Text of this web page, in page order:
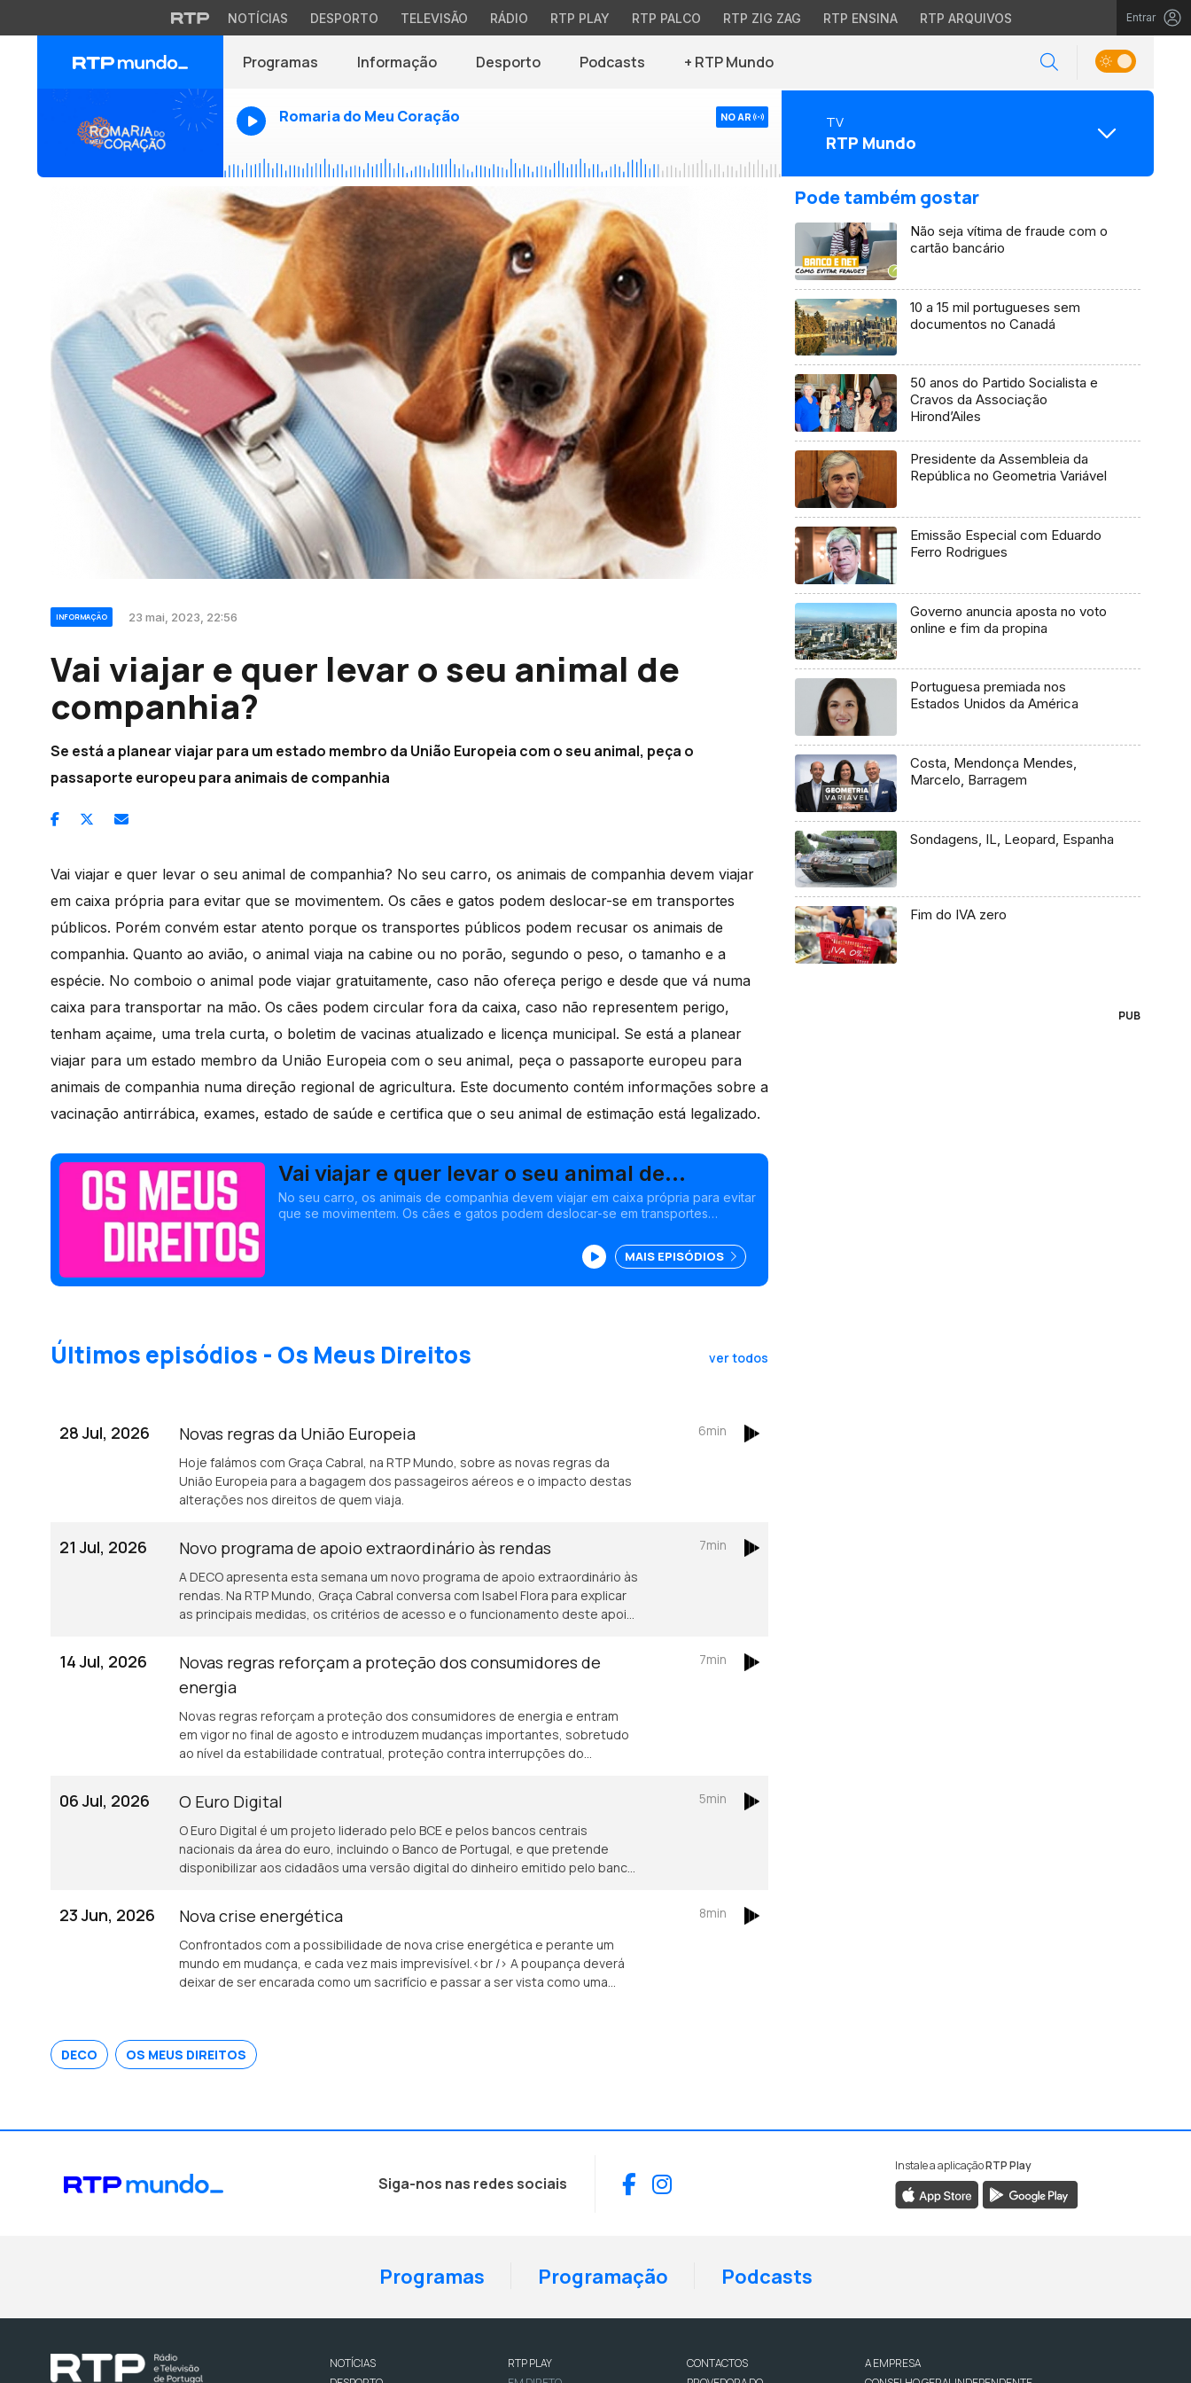
NOTÍCIAS DESPORTO TELEVISÃO RÁDIO RTP PLAY RTP PALCO RTP ZIG ZAG RTP ENSINA RTP ARQUIVOS Entrar
Programas Informação Desporto Podcasts + RTP Mundo
Romaria do Meu Coração NO AR TV
RTP Mundo
INFORMAÇÃO 23 mai, 2023, 22:56
Vai viajar e quer levar o seu animal de
companhia?
Se está a planear viajar para um estado membro da União Europeia com o seu animal, peça o
passaporte europeu para animais de companhia
Vai viajar e quer levar o seu animal de companhia? No seu carro, os animais de companhia devem viajar
em caixa própria para evitar que se movimentem. Os cães e gatos podem deslocar-se em transportes
públicos. Porém convém estar atento porque os transportes públicos podem recusar os animais de
companhia. Quanto ao avião, o animal viaja na cabine ou no porão, segundo o peso, o tamanho e a
espécie. No comboio o animal pode viajar gratuitamente, caso não ofereça perigo e desde que vá numa
caixa para transportar na mão. Os cães podem circular fora da caixa, caso não representem perigo,
tenham açaime, uma trela curta, o boletim de vacinas atualizado e licença municipal. Se está a planear
viajar para um estado membro da União Europeia com o seu animal, peça o passaporte europeu para
animais de companhia numa direção regional de agricultura. Este documento contém informações sobre a
vacinação antirrábica, exames, estado de saúde e certifica que o seu animal de estimação está legalizado.
Vai viajar e quer levar o seu animal de
companhia?
No seu carro, os animais de companhia devem viajar em caixa própria para evitar
que se movimentem. Os cães e gatos podem deslocar-se em transportes
podem recusar os animais de companhia.<br /> Quanto ao avião, o animal viaja
na cabine ou no porão, segundo o peso, o tamanho e a espécie.MAIS EPISÓDIOS
Últimos episódios - Os Meus Direitos ver todos
28 Jul, 2026 Novas regras da União Europeia
Hoje falámos com Graça Cabral, na RTP Mundo, sobre as novas regras da
União Europeia para a bagagem dos passageiros aéreos e o impacto destas
alterações nos direitos de quem viaja.
6min
21 Jul, 2026 Novo programa de apoio extraordinário às rendas
A DECO apresenta esta semana um novo programa de apoio extraordinário às
rendas. Na RTP Mundo, Graça Cabral conversa com Isabel Flora para explicar
as principais medidas, os critérios de acesso e o funcionamento deste apoio
pedidos de ajuda à DECO a aumentarem 67% este ano.
7min
14 Jul, 2026
Novas regras reforçam a proteção dos consumidores de
energia
Novas regras reforçam a proteção dos consumidores de energia e entram
em vigor no final de agosto e introduzem mudanças importantes, sobretudo
ao nível da estabilidade contratual, proteção contra interrupções do
7min
06 Jul, 2026 O Euro Digital
O Euro Digital é um projeto liderado pelo BCE e pelos bancos centrais
nacionais da área do euro, incluindo o Banco de Portugal, e que pretende
disponibilizar aos cidadãos uma versão digital do dinheiro emitido pelo banco
5min
23 Jun, 2026 Nova crise energética
Confrontados com a possibilidade de nova crise energética e perante um
mundo em mudança, e cada vez mais imprevisível.<br /> A poupança deverá
deixar de ser encarada como um sacrifício e passar a ser vista como uma
8min
DECO OS MEUS DIREITOS
Pode também gostar
Não seja vítima de fraude com o
cartão bancário
10 a 15 mil portugueses sem
documentos no Canadá
50 anos do Partido Socialista e
Cravos da Associação
Hirond’Ailes
Presidente da Assembleia da
República no Geometria Variável
Emissão Especial com Eduardo
Ferro Rodrigues
Governo anuncia aposta no voto
online e fim da propina
Portuguesa premiada nos
Estados Unidos da América
Costa, Mendonça Mendes,
Marcelo, Barragem
Sondagens, IL, Leopard, Espanha
Fim do IVA zero
PUB
Siga-nos nas redes sociais Facebook
Instagram
Instale a aplicaçãoRTP Play
Programas Programação Podcasts
NOTÍCIAS
RTP PLAY
CONTACTOS
A EMPRESA